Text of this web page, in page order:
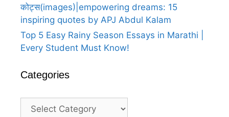
कोट्स(images)|empowering dreams: 15
inspiring quotes by APJ Abdul Kalam
Top 5 Easy Rainy Season Essays in Marathi |
Every Student Must Know!
Categories
Categories